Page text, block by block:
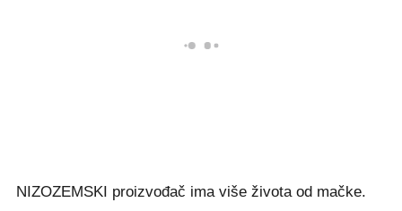
NIZOZEMSKI proizvođač ima više života od mačke.